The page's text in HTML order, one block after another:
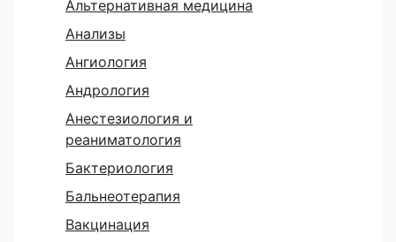
Альтернативная медицина
Анализы
Ангиология
Андрология
Анестезиология и
реаниматология
Бактериология
Бальнеотерапия
Вакцинация